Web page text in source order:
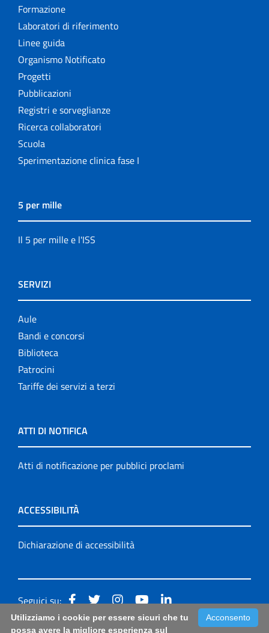
Formazione
Laboratori di riferimento
Linee guida
Organismo Notificato
Progetti
Pubblicazioni
Registri e sorveglianze
Ricerca collaboratori
Scuola
Sperimentazione clinica fase I
5 per mille
Il 5 per mille e l'ISS
SERVIZI
Aule
Bandi e concorsi
Biblioteca
Patrocini
Tariffe dei servizi a terzi
ATTI DI NOTIFICA
Atti di notificazione per pubblici proclami
ACCESSIBILITÀ
Dichiarazione di accessibilità
Seguici su:
Accessibilità: form di segnalazione di prima istanza per
Acconsento
Utilizziamo i cookie per essere sicuri che tu
possa avere la migliore esperienza sul